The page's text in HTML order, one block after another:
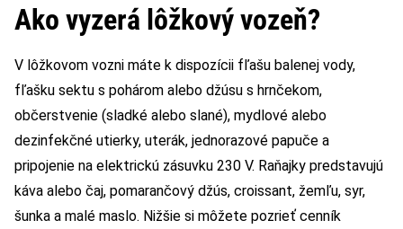
Ako vyzerá lôžkový vozeň?
V lôžkovom vozni máte k dispozícii fľašu balenej vody,
fľašku sektu s pohárom alebo džúsu s hrnčekom,
občerstvenie (sladké alebo slané), mydlové alebo
dezinfekčné utierky, uterák, jednorazové papuče a
pripojenie na elektrickú zásuvku 230 V. Raňajky predstavujú
káva alebo čaj, pomarančový džús, croissant, žemľu, syr,
šunka a malé maslo. Nižšie si môžete pozrieť cenník